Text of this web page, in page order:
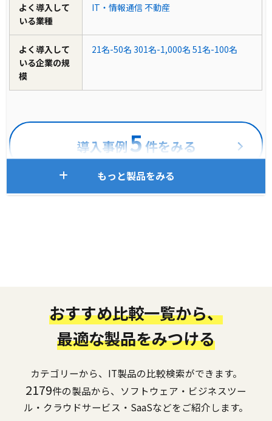
よく導入して
いる業種
IT・情報通信 不動産
よく導入して
いる企業の規
模
21名-50名 301名-1,000名 51名-100名
導入事例 5 件をみる
もっと製品をみる
おすすめ比較一覧から、
最適な製品をみつける
カテゴリーから、IT製品の比較検索ができます。
2179件の製品から、ソフトウェア・ビジネスツー
ル・クラウドサービス・SaaSなどをご紹介します。